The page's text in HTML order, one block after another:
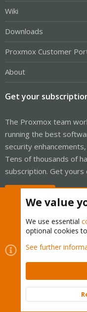
Wiki
Downloads
Proxmox Customer
About
Get your
The Proxmox team
running the best
security
Tens of thousands of
subscription. Get yours
Cookies
Proxmox
Contact us
Terms and
Community platform by
We value
We use essential
optional cookies
See further